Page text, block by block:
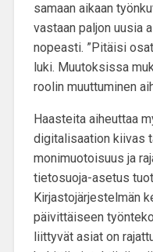
samaan aikaan
vastaan paljon uusia
nopeasti. ”Pitäisi
luki. Muutoksissa
roolin muuttuminen
Haasteita aiheuttaa
digitalisaation kiivas
monimuotoisuus ja
tietosuoja-asetus
Kirjastojärjestelmän
päivittäiseen
liittyvät asiat on